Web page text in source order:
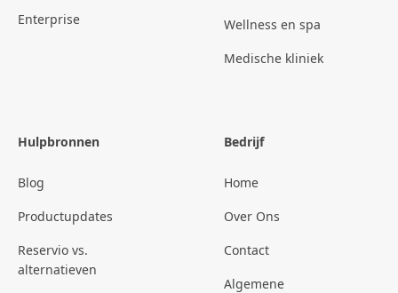
Enterprise
Wellness en spa
Medische kliniek
Hulpbronnen
Blog
Productupdates
Reservio vs.
alternatieven
Bedrijf
Home
Over Ons
Contact
Algemene